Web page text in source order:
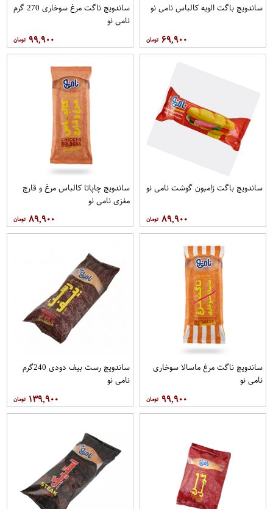
ساندویچ باگت الویه کالباس نامی نو
۶۹,۹۰۰
ساندویچ ناگت مرغ سوخاری 270 گرم
نامی نو
۹۹,۹۰۰
ساندویچ باگت ژامبون گوشت نامی نو
۸۹,۹۰۰
ساندویچ چاپاتا کالباس مرغ و قارچ
مغزی نامی نو
۸۹,۹۰۰
ساندویچ ناگت مرغ ماسالا سوخاری
نامی نو
۹۹,۹۰۰
ساندویچ رست بیف دودی 240گرم
نامی نو
۱۳۹,۹۰۰